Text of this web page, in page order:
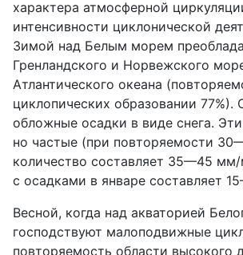
характера атмосферной
интенсивности циклонической
Зимой над Белым морем
Гренландского и Норвежского
Атлантического океана
циклопических образовании 77%).
обложные осадки в виде снега.
но частые (при повторяемости
количество составляет 35—45
с осадками в январе составляет
Весной, когда над акваторией
господствуют малоподвижные
повторяемость области высокого